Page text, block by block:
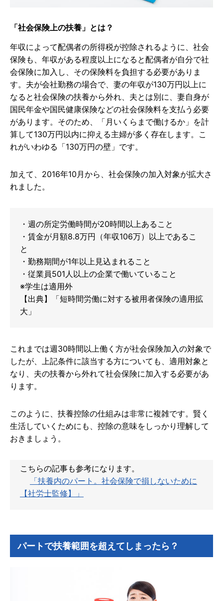
「社会保険上の扶養」とは？
年収によって配偶者の所得税が控除されるように、社会
保険も、年収がある程度以上になると配偶者が自分で社
会保険に加入し、その保険料を負担する必要がありま
す。夫が会社勤務の場合で、妻の年収が130万円以上に
なると社会保険の扶養から外れ、夫とは別に、妻自身が
国民年金や国民健康保険などの社会保険料を支払う必要
があります。そのため、「月いくらまで働けるか」を計
算して130万円以内に抑える主婦が多く存在します。こ
れがいわゆる「130万円の壁」です。
加えて、2016年10月から、社会保険の加入対象が拡大さ
れました。
・週の所定労働時間が20時間以上あること
・賃金が月額8.8万円（年収106万）以上であるこ
と
・勤務期間が1年以上見込まれること
・従業員501人以上の企業で働いていること
※学生は適用外
【出典】「短時間労働に対する被用者保険の適用拡
大」
これまでは週30時間以上働く方が社会保険加入の対象で
したが、上記条件に該当する方についても、適用対象と
なり、夫の扶養から外れて社会保険に加入する必要があ
ります。
このように、扶養控除の仕組みは非常に複雑です。賢く
生活していくためにも、控除の意味をしっかり理解して
おきましょう。
こちらの記事も参考になります。
「扶養内のパート。社会保険で損しないために
【社労士監修】」
パートで扶養範囲を超えてしまったら？